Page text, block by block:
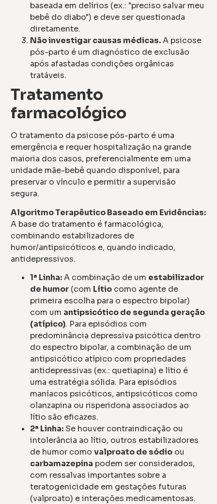
baseada em delírios (ex.: "preciso salvar meu
bebê do diabo") e deve ser questionada
diretamente.
Não investigar causas médicas.A psicose
pós-parto é um diagnóstico de exclusão
após afastadas condições orgânicas
tratáveis.
Tratamento
farmacológico
O tratamento da psicose pós-parto é uma
emergência e requer hospitalização na grande
maioria dos casos, preferencialmente em uma
unidade mãe-bebê quando disponível, para
preservar o vínculo e permitir a supervisão
segura.
Algoritmo Terapêutico Baseado em Evidências:
A base do tratamento é farmacológica,
combinando estabilizadores de
humor/antipsicóticos e, quando indicado,
antidepressivos.
1ª Linha:A combinação de um estabilizador
de humor (com Lítio como agente de
primeira escolha para o espectro bipolar)
com um antipsicótico de segunda geração
(atípico). Para episódios com
predominância depressiva psicótica dentro
do espectro bipolar, a combinação de um
antipsicótico atípico com propriedades
antidepressivas (ex.: quetiapina) e lítio é
uma estratégia sólida. Para episódios
maníacos psicóticos, antipsicóticos como
olanzapina ou risperidona associados ao
lítio são eficazes.
2ª Linha: Se houver contraindicação ou
intolerância ao lítio, outros estabilizadores
de humor comovalproato de sódio ou
carbamazepina podem ser considerados,
com ressalvas importantes sobre a
teratogenicidade em gestações futuras
(valproato) e interações medicamentosas.